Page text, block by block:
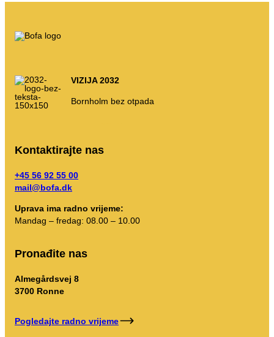
Pražnjenje kalendara itd.
Uputstva za sortiranje
VIZIJA 2032
Bornholm bez otpada
Kontaktirajte nas
+45 56 92 55 00
mail@bofa.dk
Uprava ima radno vrijeme:
Mandag – fredag: 08.00 – 10.00
Pronađite nas
Almegårdsvej 8
3700 Ronne
Pogledajte radno vrijeme